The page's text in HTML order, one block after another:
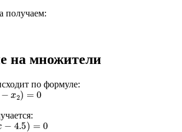
получаем:
на множители
по формуле:
2)=0
)=0